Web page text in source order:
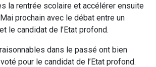
la rentrée scolaire et accélérer ensuite
prochain avec le débat entre un
le candidat de l’Etat profond.
dans le passé ont bien
pour le candidat de l’Etat profond.